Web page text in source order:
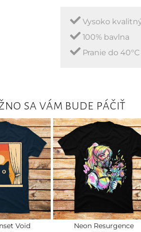
Vysoko
100% bavlna
Pranie do 40°C
sa vám bude páčiť
Void Neon Resurgence